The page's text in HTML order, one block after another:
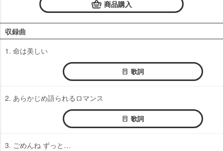
商品購入
収録曲
1. 命は美しい
歌詞
2. あらかじめ語られるロマンス
歌詞
3. ごめんね ずっと…